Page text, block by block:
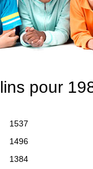
pour
1537
1496
1384